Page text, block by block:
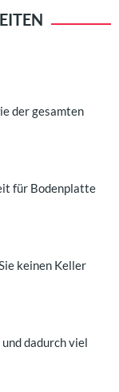
der gesamten
für Bodenplatte
keinen Keller
dadurch viel